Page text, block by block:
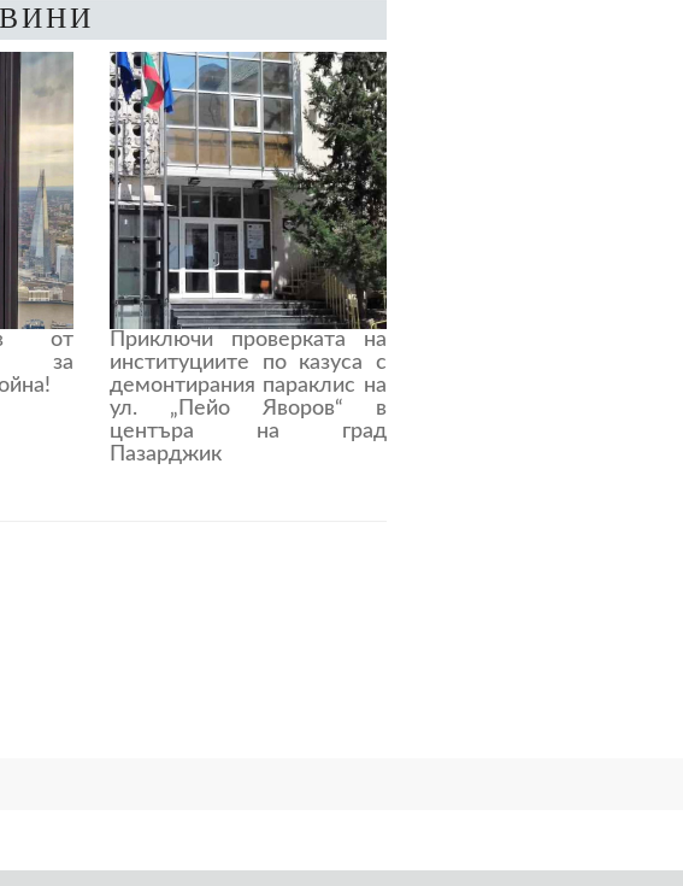
от
за
Приключи проверката на
институциите по казуса с
демонтирания параклис на
ул. „Пейо Яворов“ в
центъра на град
Пазарджик